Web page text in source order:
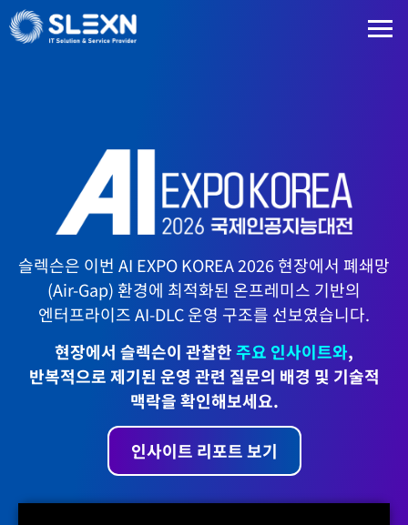
슬렉슨은 이번 AI EXPO KOREA 2026 현장에서 폐쇄망
(Air-Gap) 환경에 최적화된 온프레미스 기반의
엔터프라이즈 AI-DLC 운영 구조를 선보였습니다.
현장에서 슬렉슨이 관찰한주요 인사이트와,
반복적으로 제기된 운영 관련 질문의 배경 및 기술적
맥락을 확인해보세요.
인사이트 리포트 보기